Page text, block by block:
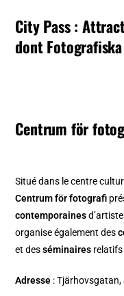
City Pass :
dont Fotografiska
Centrum för
Situé dans le centre
Centrum för fotografi
contemporaines
organise également des
et desséminaires
Adresse : Tjärhovsgatan,